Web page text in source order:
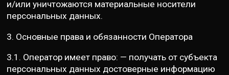
и/или уничтожаются материальные носители
персональных данных.
3. Основные права и обязанности Оператора
3.1. Оператор имеет право: — получать от субъекта
персональных данных достоверные информацию